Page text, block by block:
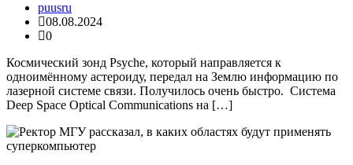
puusru
08.08.2024
0
Космический зонд Psyche, который направляется к
одноимённому астероиду, передал на Землю информацию по
лазерной системе связи. Получилось очень быстро. Система
Deep Space Optical Communications на […]